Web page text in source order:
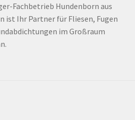
Fachbetrieb Hundenborn aus
ist Ihr Partner für Fliesen, Fugen
im Großraum